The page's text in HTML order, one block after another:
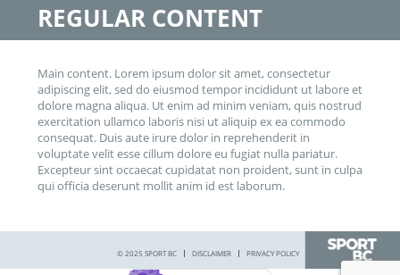
REGULAR CONTENT
Main content. Lorem ipsum dolor sit amet, consectetur
adipiscing elit, sed do eiusmod tempor incididunt ut labore et
dolore magna aliqua. Ut enim ad minim veniam, quis nostrud
exercitation ullamco laboris nisi ut aliquip ex ea commodo
consequat. Duis aute irure dolor in reprehenderit in
voluptate velit esse cillum dolore eu fugiat nulla pariatur.
Excepteur sint occaecat cupidatat non proident, sunt in culpa
qui officia deserunt mollit anim id est laborum.
© 2025 SPORT BC DISCLAIMER PRIVACY POLICY